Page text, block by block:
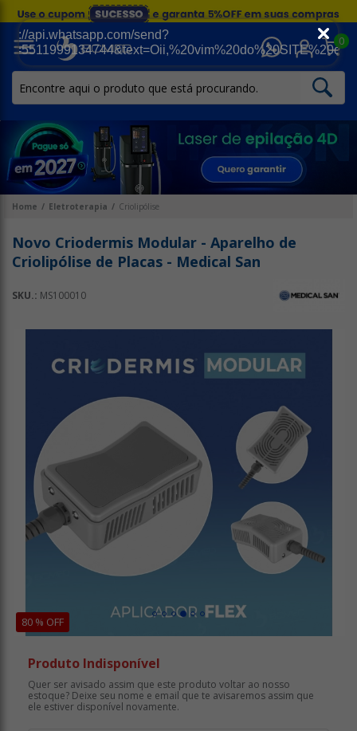
0
Home Eletroterapia Criolipólise
80 % OFF
Novo Criodermis Modular - Aparelho de
Criolipólise de Placas - Medical San
SKU.: MS100010
Produto Indisponível
Quer ser avisado assim que este produto voltar ao nosso
estoque? Deixe seu nome e email que te avisaremos assim que
ele estiver disponível novamente.